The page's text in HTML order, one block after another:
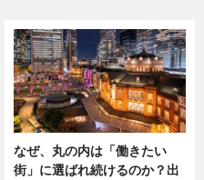
なぜ、丸の内は「働きたい
街」に選ばれ続けるのか？出